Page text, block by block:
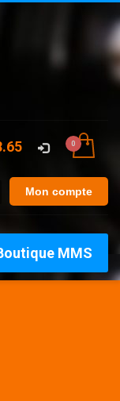
Mon compte
MMS